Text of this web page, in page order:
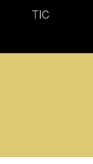
TIC